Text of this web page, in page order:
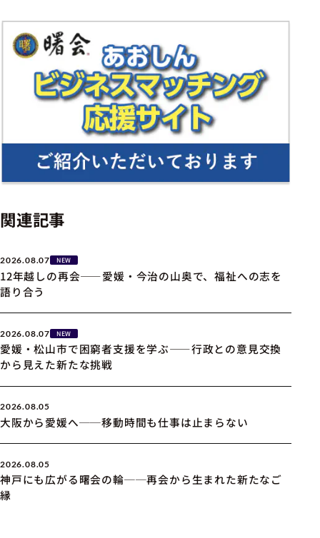
関連記事
2026.08.07 NEW
12年越しの再会――愛媛・今治の山奥で、福祉への志を
語り合う
2026.08.07 NEW
愛媛・松山市で困窮者支援を学ぶ――行政との意見交換
から見えた新たな挑戦
2026.08.05
大阪から愛媛へ──移動時間も仕事は止まらない
2026.08.05
神戸にも広がる曙会の輪──再会から生まれた新たなご
縁